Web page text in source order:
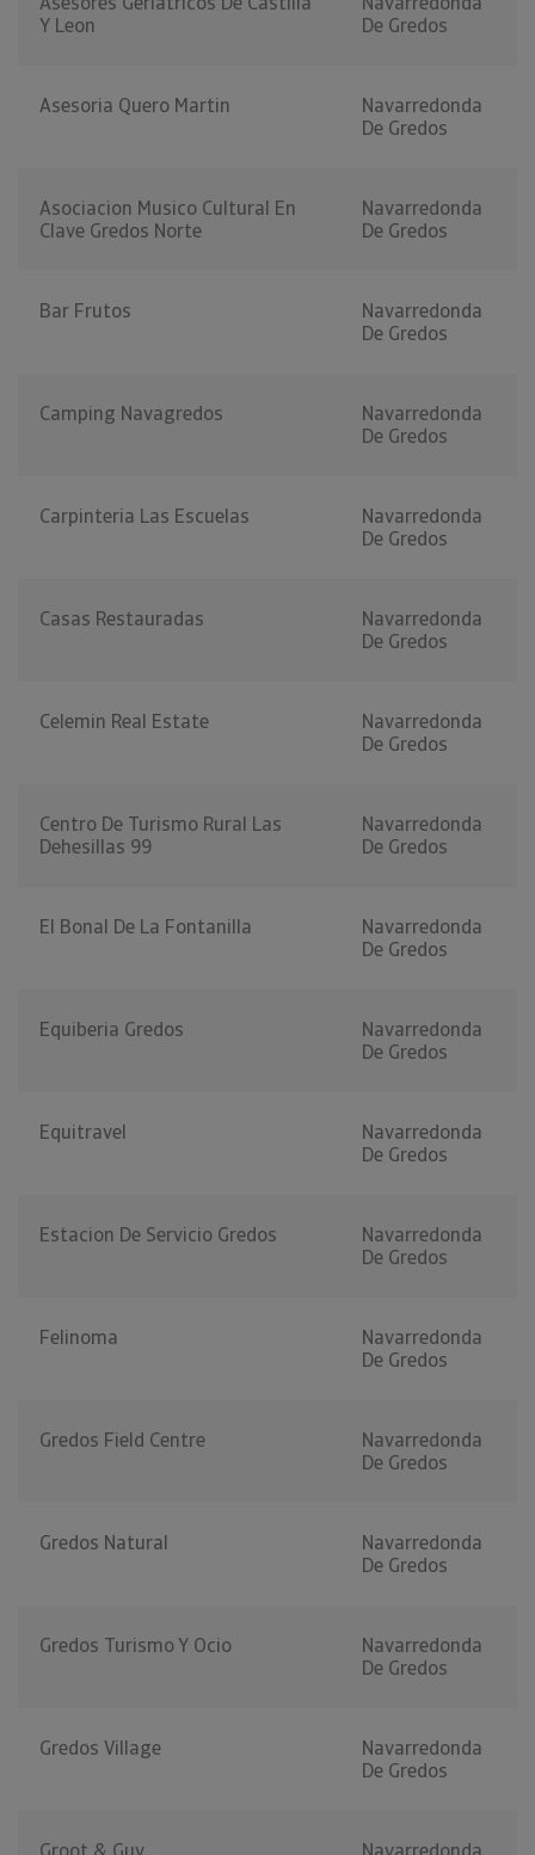
Y Leon
De Gredos
Asesoria Quero Martin
Navarredonda
De Gredos
Asociacion Musico Cultural En
Clave Gredos Norte
Navarredonda
De Gredos
Bar Frutos
Navarredonda
De Gredos
Camping Navagredos
Navarredonda
De Gredos
Carpinteria Las Escuelas
Navarredonda
De Gredos
Casas Restauradas
Navarredonda
De Gredos
Celemin Real Estate
Navarredonda
De Gredos
Centro De Turismo Rural Las
Dehesillas 99
Navarredonda
De Gredos
El Bonal De La Fontanilla
Navarredonda
De Gredos
Equiberia Gredos
Navarredonda
De Gredos
Equitravel
Navarredonda
De Gredos
Estacion De Servicio Gredos
Navarredonda
De Gredos
Felinoma
Navarredonda
De Gredos
Gredos Field Centre
Navarredonda
De Gredos
Gredos Natural
Navarredonda
De Gredos
Gredos Turismo Y Ocio
Navarredonda
De Gredos
Gredos Village
Navarredonda
De Gredos